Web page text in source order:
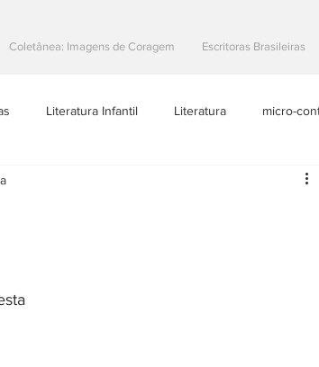
Coletânea: Imagens de Coragem Escritoras Brasileiras
Literatura Infantil Literatura micro-
Brasileiras